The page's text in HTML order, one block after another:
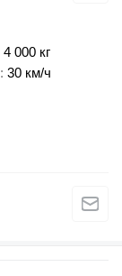
4 000 кг
30 км/ч